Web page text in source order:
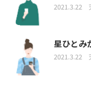
2021.3.22
星ひとみ
2021.3.22